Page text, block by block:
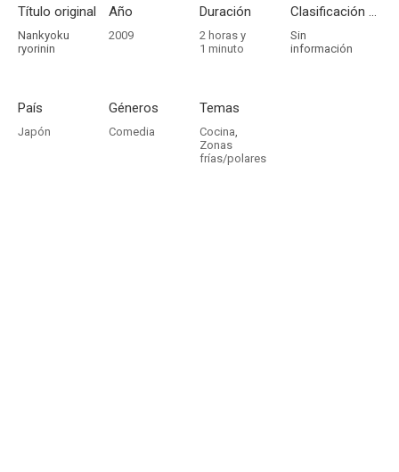
Título original
Nankyoku
ryorinin
Año
2009
Duración
2 horas y
1 minuto
Clasificación por edades
Sin
información
País
Japón
Géneros
Comedia
Temas
Cocina,
Zonas
frías/polares